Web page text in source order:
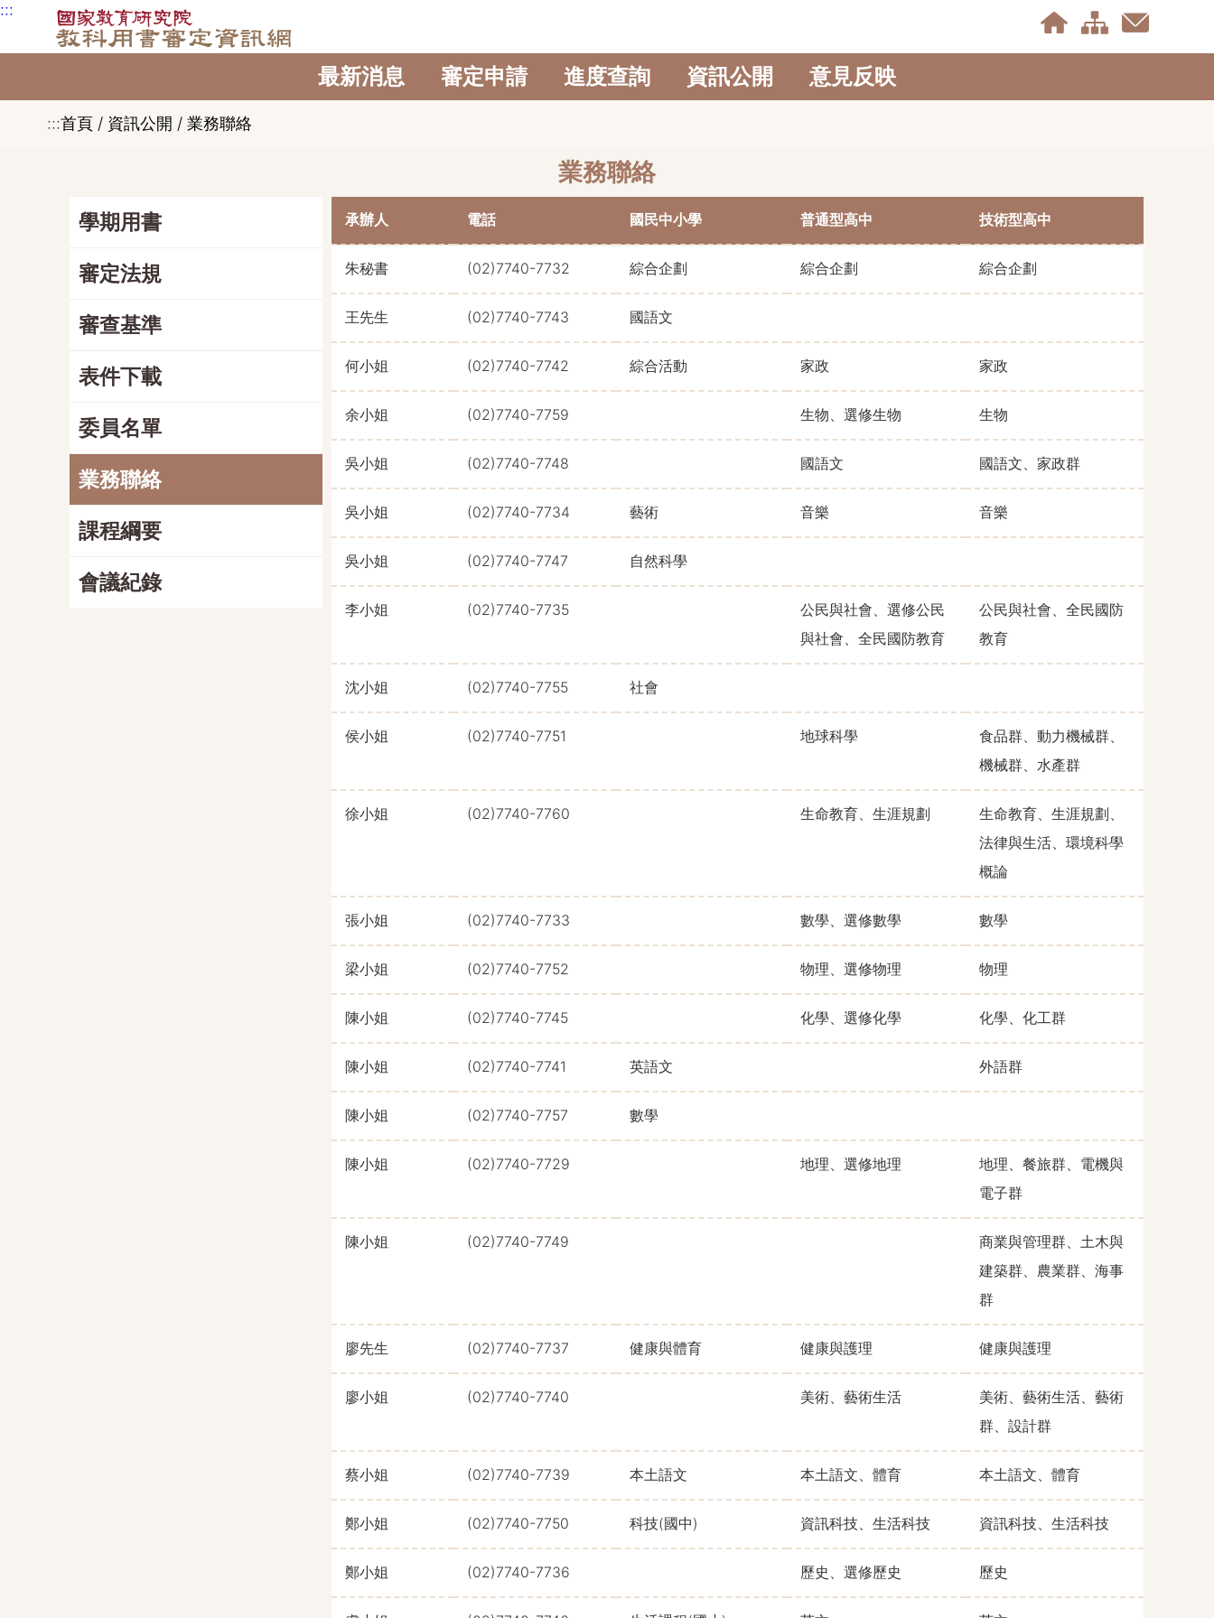
跳到主要內容區塊
:::
最新消息 審定申請 進度查詢 資訊公開 意見反映
:::首頁 / 資訊公開 / 業務聯絡
業務聯絡
學期用書
審定法規
審查基準
表件下載
委員名單
業務聯絡
課程綱要
會議紀錄
承辦人 電話 國民中小學 普通型高中 技術型高中
朱秘書 (02)7740-7732 綜合企劃 綜合企劃 綜合企劃
王先生 (02)7740-7743 國語文
何小姐 (02)7740-7742 綜合活動 家政 家政
余小姐 (02)7740-7759 生物、選修生物 生物
吳小姐 (02)7740-7748 國語文 國語文、家政群
吳小姐 (02)7740-7734 藝術 音樂 音樂
吳小姐 (02)7740-7747 自然科學
李小姐 (02)7740-7735
公民與社會、選修公民
與社會、全民國防教育
公民與社會、全民國防
教育
沈小姐 (02)7740-7755 社會
侯小姐 (02)7740-7751 地球科學
食品群、動力機械群、
機械群、水產群
徐小姐 (02)7740-7760 生命教育、生涯規劃
生命教育、生涯規劃、
法律與生活、環境科學
概論
張小姐 (02)7740-7733 數學、選修數學 數學
梁小姐 (02)7740-7752 物理、選修物理 物理
陳小姐 (02)7740-7745 化學、選修化學 化學、化工群
陳小姐 (02)7740-7741 英語文 外語群
陳小姐 (02)7740-7757 數學
陳小姐 (02)7740-7729 地理、選修地理
地理、餐旅群、電機與
電子群
陳小姐 (02)7740-7749
商業與管理群、土木與
建築群、農業群、海事
群
廖先生 (02)7740-7737 健康與體育 健康與護理 健康與護理
廖小姐 (02)7740-7740 美術、藝術生活
美術、藝術生活、藝術
群、設計群
蔡小姐 (02)7740-7739 本土語文 本土語文、體育 本土語文、體育
鄭小姐 (02)7740-7750 科技(國中) 資訊科技、生活科技 資訊科技、生活科技
鄭小姐 (02)7740-7736 歷史、選修歷史 歷史